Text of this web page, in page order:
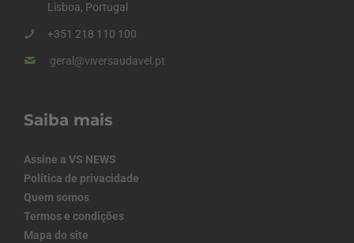
Lisboa, Portugal
+351 218 110 100
geral@viversaudavel.pt
Saiba mais
Assine a VS NEWS
Política de privacidade
Quem somos
Termos e condições
Mapa do site